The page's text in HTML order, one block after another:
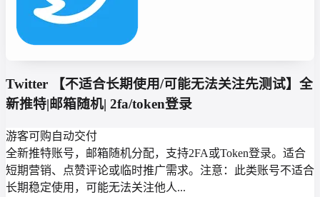
Twitter 【不适合长期使用/可能无法关注先测试】全
新推特|邮箱随机| 2fa/token登录
游客可购自动交付
全新推特账号，邮箱随机分配，支持2FA或Token登录。适合
短期营销、点赞评论或临时推广需求。注意：此类账号不适合
长期稳定使用，可能无法关注他人...